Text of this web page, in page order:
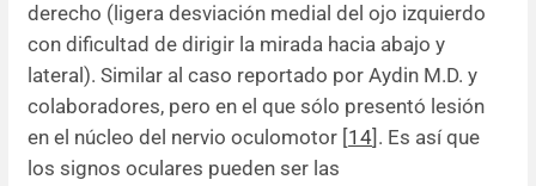
derecho (ligera desviación medial del ojo izquierdo
con dificultad de dirigir la mirada hacia abajo y
lateral). Similar al caso reportado por Aydin M.D. y
colaboradores, pero en el que sólo presentó lesión
en el núcleo del nervio oculomotor [14]. Es así que
los signos oculares pueden ser las